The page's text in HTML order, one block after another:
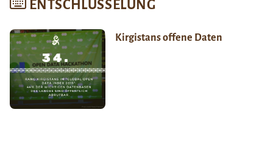
ENTSCHLÜSSELUNG
Kirgistans offene Daten